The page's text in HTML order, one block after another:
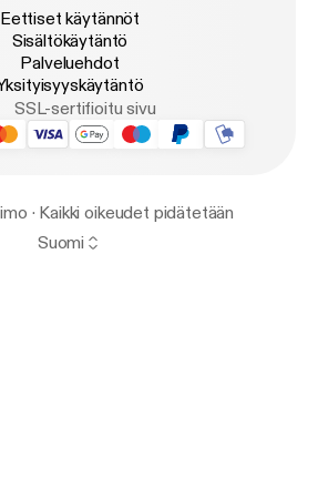
Eettiset käytännöt
Sisältökäytäntö
Palveluehdot
SSL-sertifioitu sivu
· Kaikki oikeudet pidätetään
Suomi